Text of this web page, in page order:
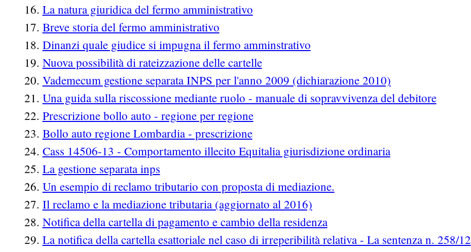
La natura giuridica del fermo amministrativo
Breve storia del fermo amministrativo
Dinanzi quale giudice si impugna il fermo amminstrativo
Nuova possibilità di rateizzazione delle cartelle
Vademecum gestione separata INPS per l'anno 2009 (dichiarazione 2010)
Una guida sulla riscossione mediante ruolo - manuale di sopravvivenza del debitore
Prescrizione bollo auto - regione per regione
Bollo auto regione Lombardia - prescrizione
Cass 14506-13 - Comportamento illecito Equitalia giurisdizione ordinaria
La gestione separata inps
Un esempio di reclamo tributario con proposta di mediazione.
Il reclamo e la mediazione tributaria (aggiornato al 2016)
Notifica della cartella di pagamento e cambio della residenza
La notifica della cartella esattoriale nel caso di irreperibilità relativa - La sentenza n. 258/12